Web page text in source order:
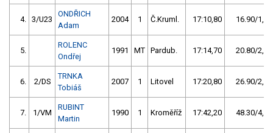
4. 3/U23
ONDŘICH
Adam
2004 1 Č.Kruml. 17:10,80 16.90/1,7
5.
ROLENC
Ondřej
1991 MT Pardub. 17:14,70 20.80/2,1
6. 2/DS
TRNKA
Tobiáš
2007 1 Litovel 17:20,80 26.90/2,7
7. 1/VM
RUBINT
Martin
1990 1 Kroměříž 17:42,20 48.30/4,8